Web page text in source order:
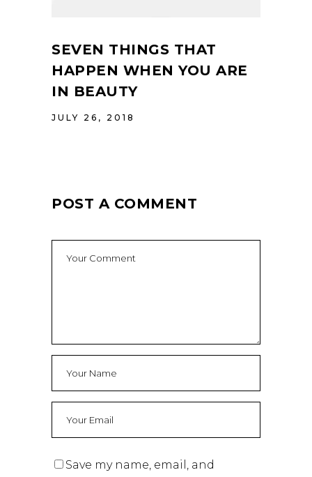
SEVEN THINGS THAT
HAPPEN WHEN YOU ARE
IN BEAUTY
JULY 26, 2018
POST A COMMENT
Save my name, email, and